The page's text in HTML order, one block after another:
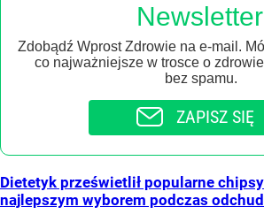
Newsletter
Zdobądź Wprost Zdrowie na e-mail.
co najważniejsze w trosce o
bez spamu.
ZAPISZ SIĘ
Dietetyk prześwietlił popularne
najlepszym wyborem podczas